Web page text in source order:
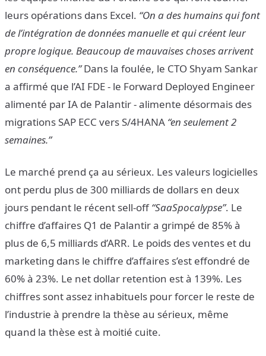
leurs opérations dans Excel. “On a des humains qui font
de l’intégration de données manuelle et qui créent leur
propre logique. Beaucoup de mauvaises choses arrivent
en conséquence.”Dans la foulée, le CTO Shyam Sankar
a affirmé que l’AI FDE - le Forward Deployed Engineer
alimenté par IA de Palantir - alimente désormais des
migrations SAP ECC vers S/4HANA “en seulement 2
semaines.”
Le marché prend ça au sérieux. Les valeurs logicielles
ont perdu plus de 300 milliards de dollars en deux
jours pendant le récent sell-off“SaaSpocalypse”. Le
chiffre d’affaires Q1 de Palantir a grimpé de 85% à
plus de 6,5 milliards d’ARR. Le poids des ventes et du
marketing dans le chiffre d’affaires s’est effondré de
60% à 23%. Le net dollar retention est à 139%. Les
chiffres sont assez inhabituels pour forcer le reste de
l’industrie à prendre la thèse au sérieux, même
quand la thèse est à moitié cuite.